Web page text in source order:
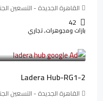
القاهرة الجديدة - التسعين
42
بازات ومجوهرات, تجاري
Ladera Hub-RG1-2
القاهرة الجديدة - التسعين